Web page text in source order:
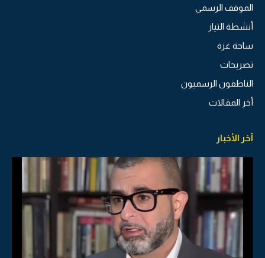
الموقف الرسمي
أنشطة التيار
ساحة غزة
تصريحات
الناطقون الرسميون
أخر المقالات
آخر الأخبار